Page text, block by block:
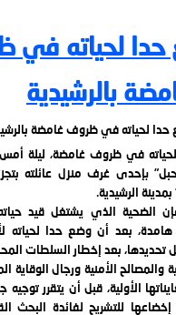
لحياته في
بالرشيدية
في ظروف غامضة، ليلة أمس
بإحدى غرف منزل عائلته
الذي يشتغل قيد حياته
هامدة، بعد أن وضع حدا لحياته
بعد إخطار السلطات
والمصالح الأمنية ورجال الوقاية
الأولية، قبل أن يتقرر
للتشريح لفائدة البحث